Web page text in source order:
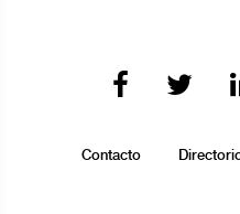
Contacto